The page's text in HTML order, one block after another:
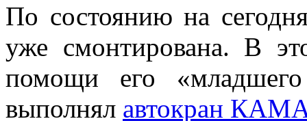
По состоянию на
уже смонтирована. В
помощи его
выполнял автокран